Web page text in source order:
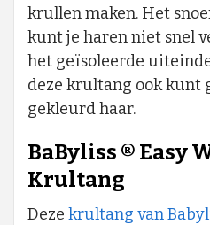
krullen maken. Het
kunt je haren niet snel
het geïsoleerde
deze krultang ook kunt
gekleurd haar.
BaByliss ® Easy
Krultang
Deze krultang van